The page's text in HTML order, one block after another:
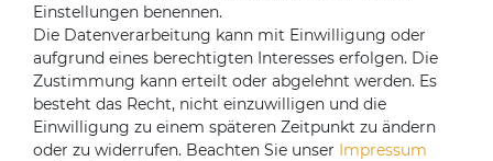
Registrieren
Versandpartner
Einstellungen benennen.
Die Datenverarbeitung kann mit Einwilligung oder
aufgrund eines berechtigten Interesses erfolgen. Die
Zustimmung kann erteilt oder abgelehnt werden. Es
besteht das Recht, nicht einzuwilligen und die
Einwilligung zu einem späteren Zeitpunkt zu ändern
oder zu widerrufen. Beachten Sie unser Impressum